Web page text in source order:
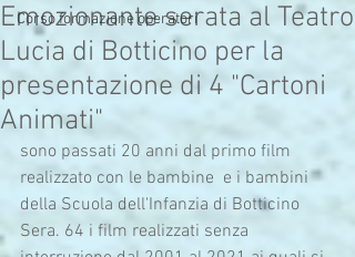
Corso formazione operatori
Emozionante serata al Teatro
Lucia di Botticino per la
presentazione di 4 "Cartoni
Animati"
sono passati 20 anni dal primo film
realizzato con le bambine  e i bambini
della Scuola dell'Infanzia di Botticino
Sera. 64 i film realizzati senza